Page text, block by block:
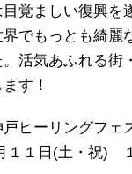
覚ましい復興を
でもっとも綺麗
活気あふれる街
す！
ーリングフ
１１日(土・祝)